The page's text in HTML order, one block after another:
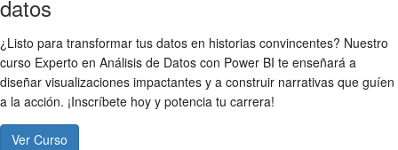
datos
¿Listo para transformar tus datos en historias convincentes? Nuestro
curso Experto en Análisis de Datos con Power BI te enseñará a
diseñar visualizaciones impactantes y a construir narrativas que guíen
a la acción. ¡Inscríbete hoy y potencia tu carrera!
Ver Curso